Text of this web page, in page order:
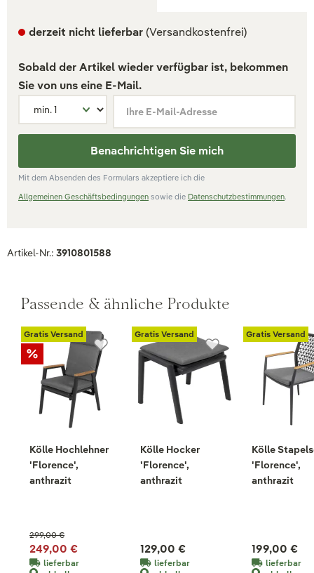
derzeit nicht lieferbar(Versandkostenfrei)
Sobald der Artikel wieder verfügbar ist, bekommen
Sie von uns eine E-Mail.
Ihre E-Mail-Adresse
Benachrichtigen Sie mich
Mit dem Absenden des Formulars akzeptiere ich die
Allgemeinen Geschäftsbedingungen sowie die Datenschutzbestimmungen.
Artikel-Nr.: 3910801588
Passende & ähnliche Produkte
Gratis Versand
Kölle Hochlehner
'Florence',
anthrazit
299,00 €
249,00 €
lieferbar
Gratis Versand
Kölle Hocker
'Florence',
anthrazit
129,00 €
lieferbar
Gratis Versand
Kölle
'Florence',
anthrazit
199,00 €
lieferbar